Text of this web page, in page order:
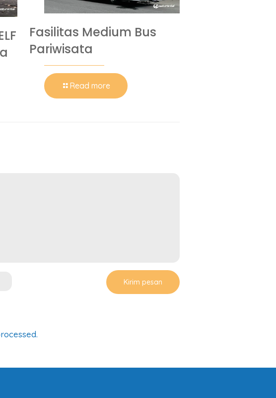
Fasilitas Medium Bus
Pariwisata
Read more